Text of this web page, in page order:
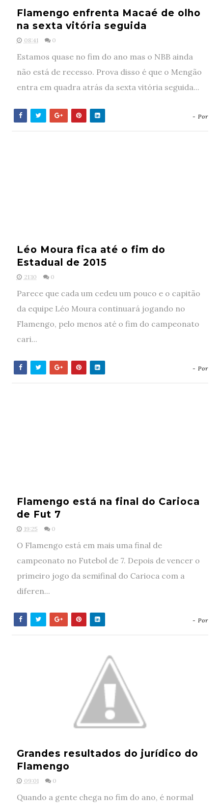
Flamengo enfrenta Macaé de olho
na sexta vitória seguida
08:41 0
Estamos quase no fim do ano mas o NBB ainda
não está de recesso. Prova disso é que o Mengão
entra em quadra atrás da sexta vitória seguida...
- Por
Léo Moura fica até o fim do
Estadual de 2015
21:10 0
Parece que cada um cedeu um pouco e o capitão
da equipe Léo Moura continuará jogando no
Flamengo, pelo menos até o fim do campeonato
cari...
- Por
Flamengo está na final do Carioca
de Fut 7
19:25 0
O Flamengo está em mais uma final de
campeonato no Futebol de 7. Depois de vencer o
primeiro jogo da semifinal do Carioca com a
diferen...
- Por
Grandes resultados do jurídico do
Flamengo
09:01 0
Quando a gente chega no fim do ano, é normal